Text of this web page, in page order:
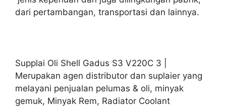
dari pertambangan, transportasi dan lainnya.
Supplai Oli Shell Gadus S3 V220C 3 |
Merupakan agen distributor dan suplaier yang
melayani penjualan pelumas & oli, minyak
gemuk, Minyak Rem, Radiator Coolant